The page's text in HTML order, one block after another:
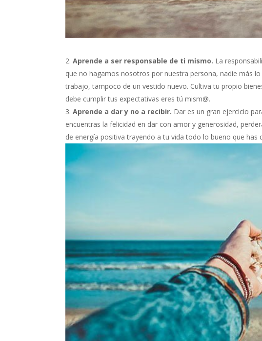
Aprende a ser responsable de ti mismo. La
que no hagamos nosotros por nuestra persona, nadie más
trabajo, tampoco de un vestido nuevo. Cultiva tu propio
debe cumplir tus expectativas eres tú mism@.
Aprende a dar y no a recibir. Dar es un gran ejercicio
encuentras la felicidad en dar con amor y generosidad,
de energía positiva trayendo a tu vida todo lo bueno que has